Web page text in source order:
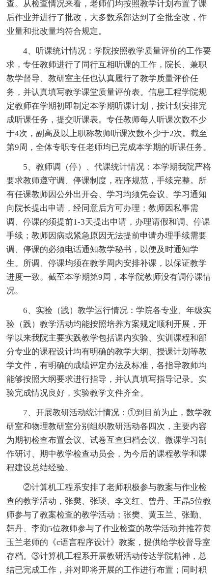
查。从检查情况来看，老师们均按照教学计划布置了课
后作业并进行了批改，大多数系部达到了全批全改，作
业量和批改量均符合规定。
4、听课统计情况：学院按照教学质量评价的工作要
求，专任教师进行了同行互相听课的工作，院长、兼职
教学督导、教研室主任也认真履行了教学质量评价任
务，并认真填写教学课堂质量评价表。信息工程学院规
定教师在学期初即制定本学期听课计划，按计划安排完
成听课任务，提交听课表。专任教师每人听课次数不少
于4次，副高及以上职称教师听课次数不少于2次。截至
第9周，全体专职专任老师均已完成本学期的听课任务。
5、教师调（停）、代课统计情况：本学期我院严格
要求教师遵守调、停课制度，程序规范，手续完整。所
有任课教师因公外出开会、学习均须凭会议、学习通知
向院长提出申请，经同意后方可办理；教师因私事需
调、停课的须提前1-3天提出申请，办理请假和调、停课
手续；教师因病或紧急原因无法提前申请办理手续需要
调、停课的必须电话通知教学秘书，以便及时通知学
生。所调、停课均须在教学周内安排补课，以保证教学
进度一致。截至本学期第9周，本学院教师没有调停课情
况。
6、实验（践）教学运行情况：学院各专业、年级实
验（践）教学活动均能按照培养方案规定顺利开展，开
学以来我院主要实践教学包括课内实验、实训课程和部
分专业的课程设计均有明确的教学大纲、授课计划等教
学文件，有明确的成绩评定办法及标准，各指导教师均
能够按照大纲要求进行指导，并认真填写指导记录。实
验完成情况良好，实验教学文件齐全。
7、开展教研活动统计情况：①到目前为止，数学教
研室和物理教研室分别组织教研活动各四次，主要内容
为期初检查布置会议、试卷互查归档会议、微课学习制
作研讨、期中教学检查动员会，为今后的课程教学和课
程建设总结经验。
②计算机工程系安排了老师积极参与教案与作业检
查的教学活动，张樊、张琰、李文红、曾丹、王晶5位教
师参与了教案检查的教学活动；张樊、黄玉兰、张勤、
韩丹、李勤5位教师参与了作业检查的教学活动并推荐黄
玉兰老师的《c语言程序设计》教案，提供给学校督导室
存档。③计算机工程系开展教研活动传达学院精神，总
结已完成工作，并对即将开展的工作进行布置；同时积